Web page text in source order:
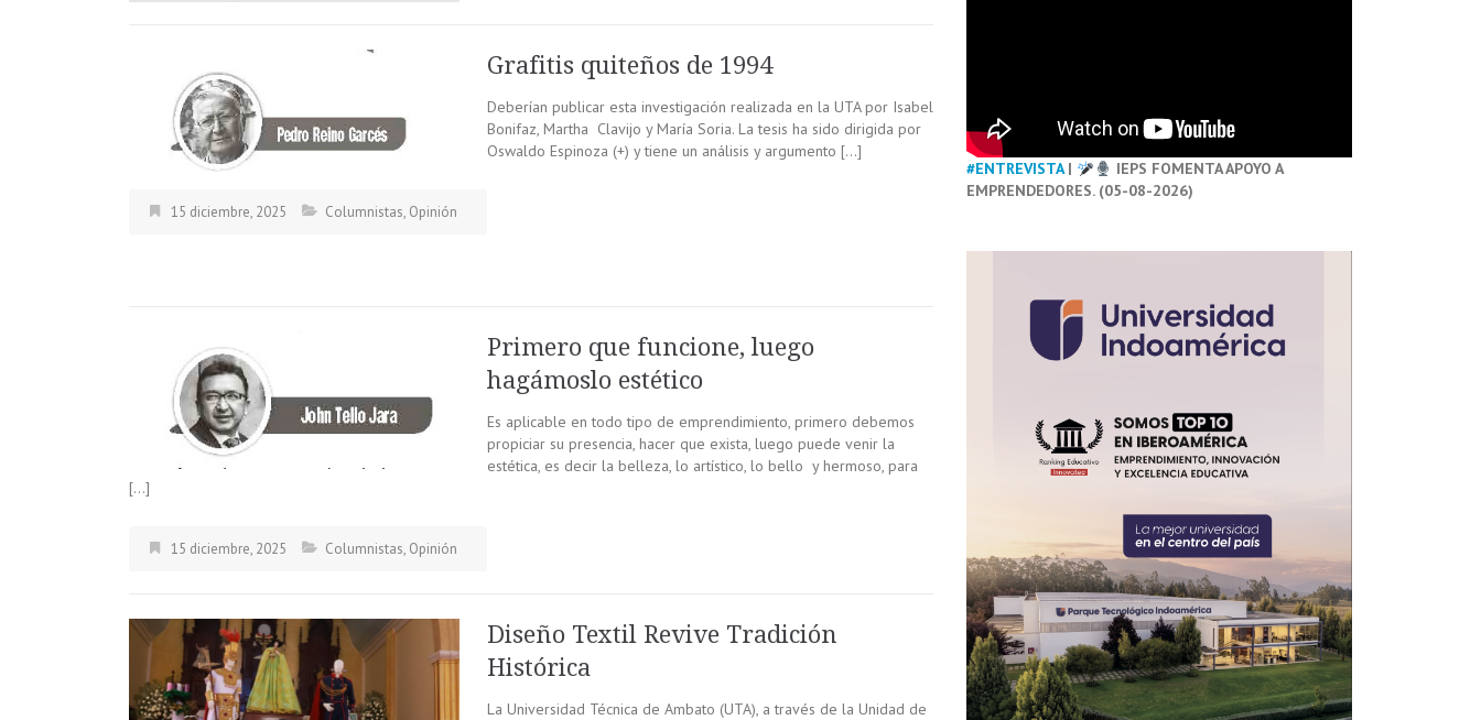
Grafitis quiteños de 1994
Deberían publicar esta investigación realizada en la UTA por Isabel
Bonifaz, Martha Clavijo y María Soria. La tesis ha sido dirigida por
Oswaldo Espinoza (+) y tiene un análisis y argumento […]
15 diciembre, 2025 Columnistas, Opinión
Primero que funcione, luego
hagámoslo estético
Es aplicable en todo tipo de emprendimiento, primero debemos
propiciar su presencia, hacer que exista, luego puede venir la
estética, es decir la belleza, lo artístico, lo bello y hermoso, para
[…]
15 diciembre, 2025 Columnistas, Opinión
Diseño Textil Revive Tradición
Histórica
La Universidad Técnica de Ambato (UTA), a través de la Unidad de
#ENTREVISTA|
IEPS FOMENTA APOYO A
EMPRENDEDORES. (05-08-2026)